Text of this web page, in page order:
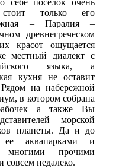
только его
– Паралия –
древнегреческом
красот ощущается
местный диалект с
языка, а
кухня не оставит
на набережной
в котором собрана
а также Вы
морской
планеты. Да и до
аквапарками и
многими прочими
совсем недалеко.